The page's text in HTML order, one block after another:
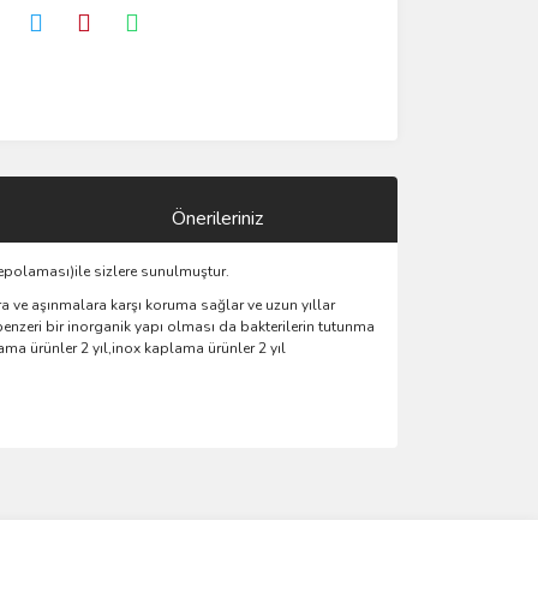
Önerileriniz
sizlere sunulmuştur.
aşınmalara karşı koruma sağlar ve uzun yıllar
bir inorganik yapı olması da bakterilerin tutunma
ürünler 2 yıl,inox kaplama ürünler 2 yıl